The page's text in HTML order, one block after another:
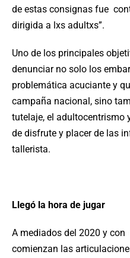
de estas consignas fue
dirigida a lxs adultxs”.
Uno de los principales
denunciar no solo los
problemática acuciante y
campaña nacional, sino
tutelaje, el adultocentrismo
de disfrute y placer de las
tallerista.
Llegó la hora de jugar
A mediados del 2020 y con
comienzan las